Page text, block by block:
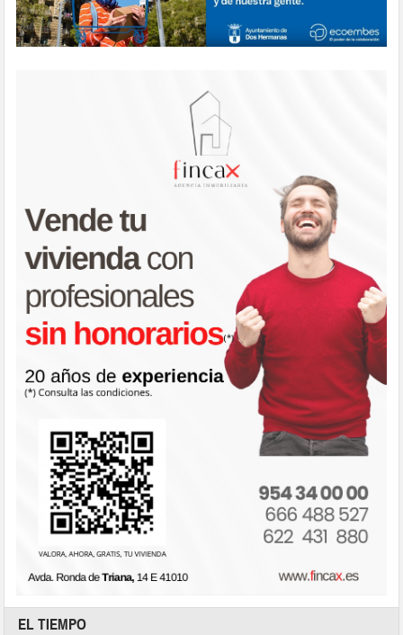
EL TIEMPO